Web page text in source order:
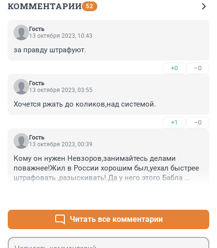
КОММЕНТАРИИ 52
Гость
13 октября 2023, 10:43
за правду штрафуют.
+0 –0
Гость
13 октября 2023, 03:55
Хочется ржать до коликов,над системой.
+1 –0
Гость
13 октября 2023, 00:39
Кому он нужен Невзоров,занимайтесь делами
поважнее!Жил в России хорошим был,уехал быстрее
штрафовать ,разыскивать!.Да у него этого Бабла
Читать все комментарии